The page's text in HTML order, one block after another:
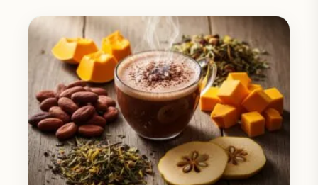
Ce
produit
plusieurs
variations.
Les
options
peuvent
être